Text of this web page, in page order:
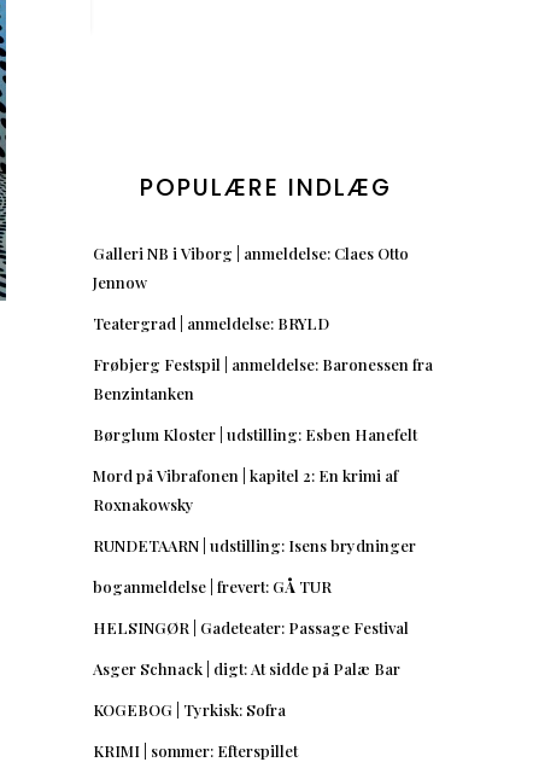
POPULÆRE INDLÆG
Galleri NB i Viborg | anmeldelse: Claes Otto
Jennow
Teatergrad | anmeldelse: BRYLD
Frøbjerg Festspil | anmeldelse: Baronessen fra
Benzintanken
Børglum Kloster | udstilling: Esben Hanefelt
Mord på Vibrafonen | kapitel 2: En krimi af
Roxnakowsky
RUNDETAARN | udstilling: Isens brydninger
boganmeldelse | frevert: GÅ TUR
HELSINGØR | Gadeteater: Passage Festival
Asger Schnack | digt: At sidde på Palæ Bar
KOGEBOG | Tyrkisk: Sofra
KRIMI | sommer: Efterspillet